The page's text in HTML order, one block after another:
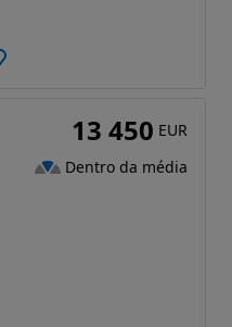
13 450 EUR
Dentro da média